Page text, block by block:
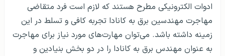
ادوات الکترونیکی مطرح هستند که لازم است فرد متقاضی
مهاجرت مهندسین برق به کانادا تجربه کافی و تسلط در این
زمینه داشته باشد. می‌توان مهارت‌های مورد نیاز برای مهاجرت
به عنوان مهندس برق به کانادا را در دو بخش بنیادین و